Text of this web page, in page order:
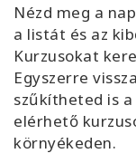
Access
Bars
Régiók
Tanfolyamok
Nézd meg a
a listát és az
Kurzusokat
Egyszerre
szűkítheted is
elérhető
környékeden.